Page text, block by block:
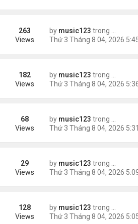
by music123 trong
263
Views
by music123 trong
182
Views
by music123 trong
68
Views
by music123 trong
29
Views
by music123 trong
128
Views